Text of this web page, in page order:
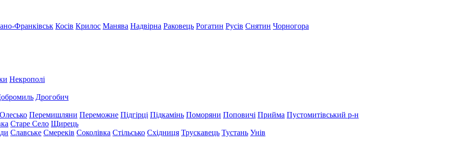
Франківськ Косів Крилос Манява Надвірна Раковець Рогатин Русів Снятин Чорногора
Некрополі
Дрогобич
Олесько Перемишляни Переможне Підгірці Підкамінь Поморяни Поповичі Прийма Пустомитівський р-н
Старе Село Щирець
Славське Смереків Соколівка Стільсько Східниця Трускавець Тустань Унів